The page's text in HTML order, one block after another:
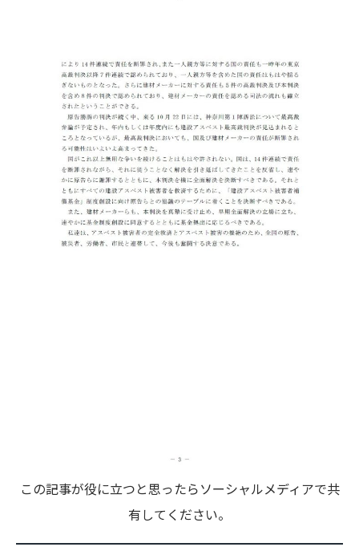
この記事が役に立つと思ったらソーシャルメディアで共
有してください。